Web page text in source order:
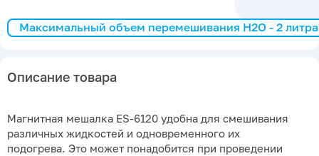
Максимальный объем перемешивания H2O - 2 литра
Описание товара
Магнитная мешалка ES-6120 удобна для смешивания
различных жидкостей и одновременного их
подогрева. Это может понадобится при проведении